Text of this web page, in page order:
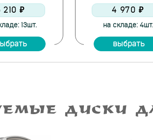
210 ₽
13шт.
4 970 ₽
на складе: 4шт.
выбрать
ДИСКИ